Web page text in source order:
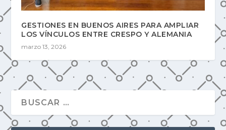
GESTIONES EN BUENOS AIRES PARA AMPLIAR
LOS VÍNCULOS ENTRE CRESPO Y ALEMANIA
marzo 13, 2026